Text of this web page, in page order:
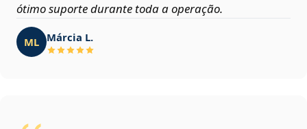
ótimo suporte durante toda a operação.
ML Márcia L.